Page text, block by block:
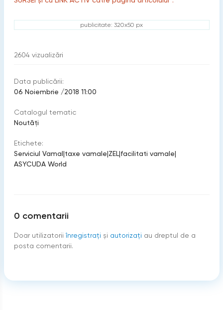
publicitate: 320x50 px
2604 vizualizări
Data publicării:
06 Noiembrie /2018 11:00
Catalogul tematic
Noutăți
Etichete:
Serviciul Vamal|taxe vamale|ZEL|facilitati vamale|
ASYCUDA World
0 comentarii
Doar utilizatorii înregistraţi şi autorizați au dreptul de a
posta comentarii.